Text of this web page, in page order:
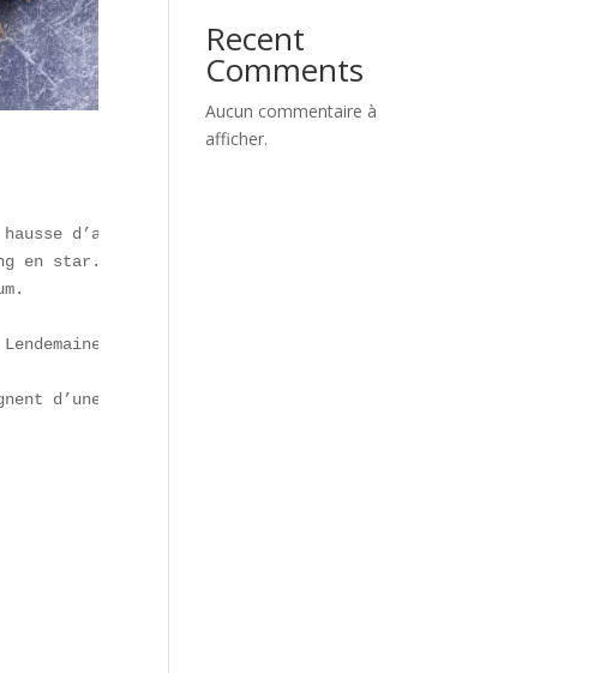
d’affluence).
en star.
dans le top 50 mondial Deliveroo.
d’une quête d’authenticité.
Recent
Comments
Aucun commentaire à
afficher.